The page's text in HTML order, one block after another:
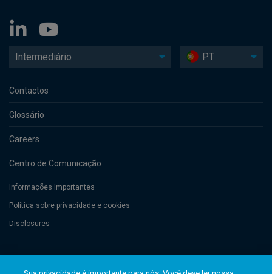
Intermediário PT
Contactos
Glossário
Careers
Centro de Comunicação
Informações Importantes
Política sobre privacidade e cookies
Disclosures
de Commerce et des Sociétés (Luxembourg), No. B 110242 and/or